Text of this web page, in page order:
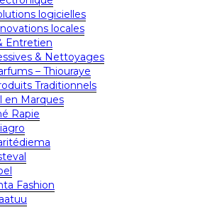
logicielles
locales
Entretien
& Nettoyages
– Thiouraye
Traditionnels
en Marques
Rapie
Fashion